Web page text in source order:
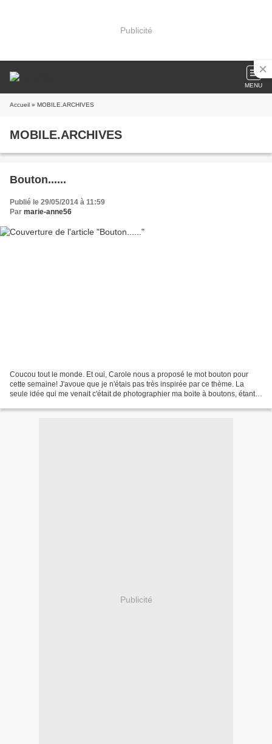
Publicité
MENU
Accueil » MOBILE.ARCHIVES
MOBILE.ARCHIVES
Bouton......
Publié le 29/05/2014 à 11:59
Par marie-anne56
Coucou tout le monde. Et oui, Carole nous a proposé le mot bouton pour
cette semaine! J'avoue que je n'étais pas très inspirée par ce thème. La
seule idée qui me venait c'était de photographier ma boite à boutons, étant
Publicité